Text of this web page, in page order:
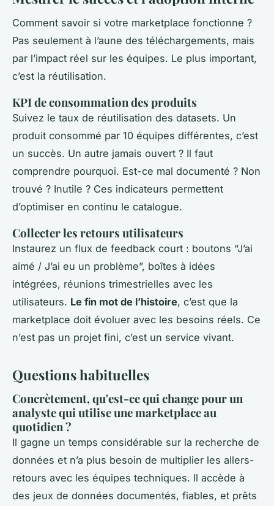
Comment savoir si votre marketplace fonctionne ?
Pas seulement à l’aune des téléchargements, mais
par l’impact réel sur les équipes. Le plus important,
c’est la réutilisation.
KPI de consommation des produits
Suivez le taux de réutilisation des datasets. Un
produit consommé par 10 équipes différentes, c’est
un succès. Un autre jamais ouvert ? Il faut
comprendre pourquoi. Est-ce mal documenté ? Non
trouvé ? Inutile ? Ces indicateurs permettent
d’optimiser en continu le catalogue.
Collecter les retours utilisateurs
Instaurez un flux de feedback court : boutons “J’ai
aimé / J’ai eu un problème”, boîtes à idées
intégrées, réunions trimestrielles avec les
utilisateurs. Le fin mot de l’histoire, c’est que la
marketplace doit évoluer avec les besoins réels. Ce
n’est pas un projet fini, c’est un service vivant.
Questions habituelles
Concrètement, qu'est-ce qui change pour un
analyste qui utilise une marketplace au
quotidien ?
Il gagne un temps considérable sur la recherche de
données et n’a plus besoin de multiplier les allers-
retours avec les équipes techniques. Il accède à
des jeux de données documentés, fiables, et prêts